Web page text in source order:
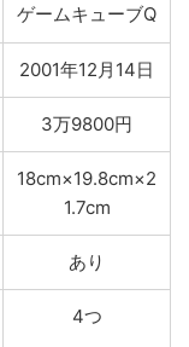
ゲームキューブQ
2001年12月14日
3万9800円
18cm×19.8cm×2
1.7cm
あり
4つ